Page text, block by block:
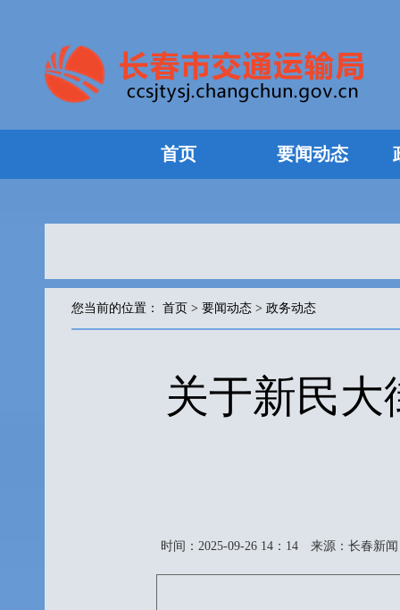
首页 要闻动态
您当前的位置： 首页 > 要闻动态 > 政务动态
关于新民
时间：2025-09-26 14：14 来源：长春新闻